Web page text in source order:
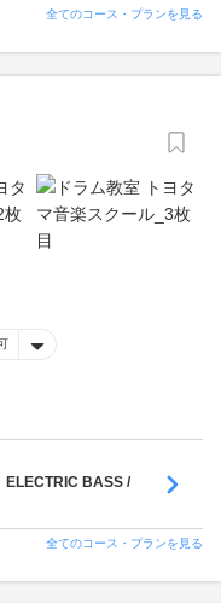
全てのコース・プランを見る
BASS /
全てのコース・プランを見る